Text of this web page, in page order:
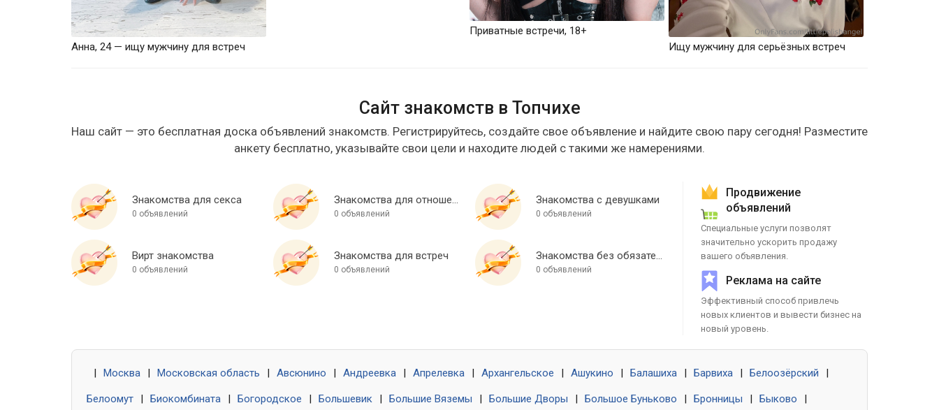
Анна, 24 — ищу мужчину для встреч
Приватные встречи, 18+
Ищу мужчину для серьёзных встреч
Сайт знакомств в Топчихе
Наш сайт — это бесплатная доска объявлений знакомств. Регистрируйтесь, создайте свое объявление и найдите свою пару сегодня! Разместите
анкету бесплатно, указывайте свои цели и находите людей с такими же намерениями.
Знакомства для секса
0 объявлений
Знакомства для отношений
0 объявлений
Знакомства с девушками
0 объявлений
Вирт знакомства
0 объявлений
Знакомства для встреч
0 объявлений
Знакомства без обязательств
0 объявлений
Продвижение
объявлений
Специальные услуги позволят
значительно ускорить продажу
вашего объявления.
Реклама на сайте
Эффективный способ привлечь
новых клиентов и вывести бизнес на
новый уровень.
Москва Московская область Авсюнино Андреевка Апрелевка Архангельское Ашукино Балашиха Барвиха Белоозёрский
Белоомут Биокомбината Богородское Большевик Большие Вяземы Большие Дворы Большое Буньково Бронницы Быково